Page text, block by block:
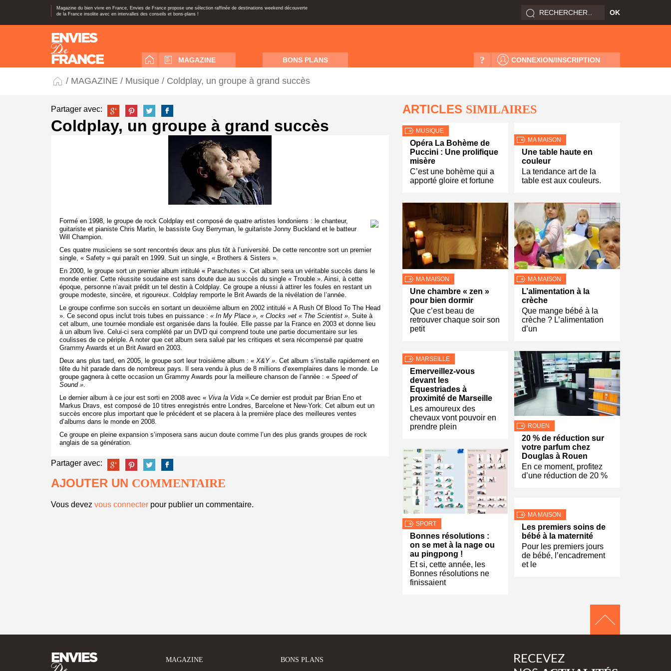
Magazine du bien vivre en France, Envies de France propose une sélection raffinée de destinations weekend découverte
de la France insolite avec en intervalles des conseils et bons-plans !
MAGAZINE BONS PLANS CONNEXION/INSCRIPTION
?
/ MAGAZINE / Musique / Coldplay, un groupe à grand succès
Partager avec:
Coldplay, un groupe à grand succès
Formé en 1998, le groupe de rock Coldplay est composé de quatre artistes londoniens : le chanteur,
guitariste et pianiste Chris Martin, le bassiste Guy Berryman, le guitariste Jonny Buckland et le batteur
Will Champion.
Ces quatre musiciens se sont rencontrés deux ans plus tôt à l’université. De cette rencontre sort un premier
single, « Safety » qui paraît en 1999. Suit un single, « Brothers & Sisters ».
En 2000, le groupe sort un premier album intitulé « Parachutes ». Cet album sera un véritable succès dans le
monde entier. Cette réussite soudaine est sans doute due au succès du single « Trouble ». Ainsi, à cette
époque, personne n’avait prédit un tel destin à Coldplay. Ce groupe a réussi à attirer les foules en restant un
groupe modeste, sincère, et rigoureux. Coldplay remporte le Brit Awards de la révélation de l’année.
Le groupe confirme son succès en sortant un deuxième album en 2002 intitulé « A Rush Of Blood To The Head
». Ce second opus inclut trois tubes en puissance : « In My Place », « Clocks »et « The Scientist ». Suite à
cet album, une tournée mondiale est organisée dans la foulée. Elle passe par la France en 2003 et donne lieu
à un album live. Celui-ci sera complété par un DVD qui comprend toute une partie documentaire sur les
coulisses de ce périple. A noter que cet album sera salué par les critiques et sera récompensé par quatre
Grammy Awards et un Brit Award en 2003.
Deux ans plus tard, en 2005, le groupe sort leur troisième album : « X&Y ». Cet album s’installe rapidement en
tête du hit parade dans de nombreux pays. Il sera vendu à plus de 8 millions d’exemplaires dans le monde. Le
groupe gagnera à cette occasion un Grammy Awards pour la meilleure chanson de l’année : « Speed of
Sound ».
Le dernier album à ce jour est sorti en 2008 avec « Viva la Vida ».Ce dernier est produit par Brian Eno et
Markus Dravs, est composé de 10 titres enregistrés entre Londres, Barcelone et New-York. Cet album eut un
succès encore plus important que le précédent et se placera à la première place des meilleures ventes
d’albums dans le monde en 2008.
Ce groupe en pleine expansion s’imposera sans aucun doute comme l’un des plus grands groupes de rock
anglais de sa génération.
Partager avec:
AJOUTER UN COMMENTAIRE
Vous devez vous connecter pour publier un commentaire.
ARTICLES SIMILAIRES
MUSIQUE
Opéra La Bohème de
Puccini : Une prolifique
misère
C’est une bohème qui a
apporté gloire et fortune
MA MAISON
Une chambre « zen »
pour bien dormir
Que c’est beau de
retrouver chaque soir son
petit
MARSEILLE
Emerveillez-vous
devant les
Equestriades à
proximité de Marseille
Les amoureux des
chevaux vont pouvoir en
prendre plein
SPORT
Bonnes résolutions :
on se met à la nage ou
au pingpong !
Et si, cette année, les
Bonnes résolutions ne
finissaient
MA MAISON
Une table haute en
couleur
La tendance art de la
table est aux couleurs.
MA MAISON
L’alimentation à la
crèche
Que mange bébé à la
crèche ? L’alimentation
d’un
ROUEN
20 % de réduction sur
votre parfum chez
Douglas à Rouen
En ce moment, profitez
d’une réduction de 20 %
MA MAISON
Les premiers soins de
bébé à la maternité
Pour les premiers jours
de bébé, l’encadrement
et le
MAGAZINE BONS PLANS
RECEVEZ